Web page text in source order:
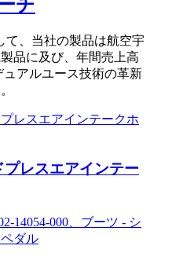
チ
て、当社の製品は航空宇
品に及び、年間売上高
ュアルユース技術の革新
レスエアインテー